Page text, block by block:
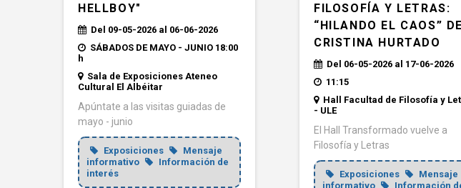
HELLBOY"
Del 09-05-2026 al 06-06-2026
SÁBADOS DE MAYO - JUNIO 18:00
h
Sala de Exposiciones Ateneo
Cultural El Albéitar
Apúntate a las visitas guiadas de
mayo - junio
Exposiciones
Mensaje
informativo
Información de
interés
FILOSOFÍA Y LETRAS:
“HILANDO EL CAOS” DE
CRISTINA HURTADO
Del 06-05-2026 al 17-06-2026
11:15
Hall Facultad de Filosofía y
- ULE
El Hall Transformado vuelve a
Filosofía y Letras
Exposiciones
Mensaje
informativo
Información